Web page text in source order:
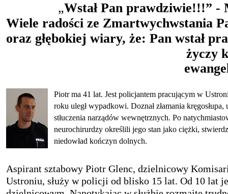
„Wstał Pan prawdziwie!!!” -
Wiele radości ze Zmartwychwstania
oraz głębokiej wiary, że: Pan wstał
życzy
Piotr ma 41 lat. Jest policjantem pracującym w
roku uległ wypadkowi. Doznał złamania
stłuczenia narządów wewnętrznych. Po
neurochirurdzy określili jego stan jako ciężki,
niedowład kończyn dolnych.
Aspirant sztabowy Piotr Glenc, dzielnicowy
Ustroniu, służy w policji od blisko 15 lat. Od 10 lat